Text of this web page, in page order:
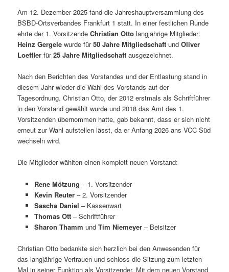
Am 12. Dezember 2025 fand die Jahreshauptversammlung des
BSBD-Ortsverbandes Frankfurt 1 statt. In einer festlichen Runde
ehrte der 1. VorsitzendeChristian Otto langjährige Mitglieder:
Heinz Gergele wurde für50 Jahre Mitgliedschaft undOliver
Loeffler für25 Jahre Mitgliedschaft ausgezeichnet.
Nach den Berichten des Vorstandes und der Entlastung stand in
diesem Jahr wieder die Wahl des Vorstands auf der
Tagesordnung. Christian Otto, der 2012 erstmals als Schriftführer
in den Vorstand gewählt wurde und 2018 das Amt des 1.
Vorsitzenden übernommen hatte, gab bekannt, dass er sich nicht
erneut zur Wahl aufstellen lässt, da er Anfang 2026 ans VCC Süd
wechseln wird.
Die Mitglieder wählten einen komplett neuen Vorstand:
Rene Mötzung – 1. Vorsitzender
Kevin Reuter– 2. Vorsitzender
Sascha Daniel – Kassenwart
Thomas Ott– Schriftführer
Sharon Thamm und Tim Niemeyer– Beisitzer
Christian Otto bedankte sich herzlich bei den Anwesenden für
das langjährige Vertrauen und schloss die Sitzung zum letzten
Mal in seiner Funktion als Vorsitzender. Mit dem neuen Vorstand